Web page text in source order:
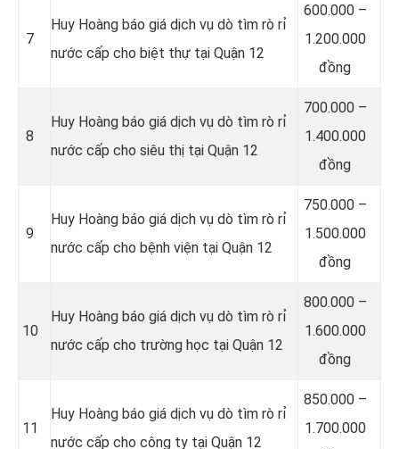
7
Huy Hoàng báo giá dịch vụ dò tìm rò rỉ
nước cấp cho biệt thự tại Quận 12
600.000 –
1.200.000
đồng
8
Huy Hoàng báo giá dịch vụ dò tìm rò rỉ
nước cấp cho siêu thị tại Quận 12
700.000 –
1.400.000
đồng
9
Huy Hoàng báo giá dịch vụ dò tìm rò rỉ
nước cấp cho bệnh viện tại Quận 12
750.000 –
1.500.000
đồng
10
Huy Hoàng báo giá dịch vụ dò tìm rò rỉ
nước cấp cho trường học tại Quận 12
800.000 –
1.600.000
đồng
11
Huy Hoàng báo giá dịch vụ dò tìm rò rỉ
nước cấp cho công ty tại Quận 12
850.000 –
1.700.000